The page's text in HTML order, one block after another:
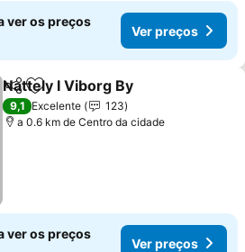
ver os preços
Ver preços
PartilharAdicionar aos favoritos
Nattely I Viborg By
9,1 Excelente
123
a 0.6 km de Centro da cidade
ver os preços
Ver preços